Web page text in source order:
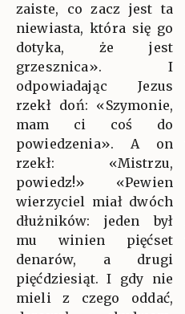
zaiste, co zacz jest ta
niewiasta, która się go
dotyka, że jest
grzesznica». I
odpowiadając Jezus
rzekł doń: «Szymonie,
mam ci coś do
powiedzenia». A on
rzekł: «Mistrzu,
powiedz!» «Pewien
wierzyciel miał dwóch
dłużników: jeden był
mu winien pięćset
denarów, a drugi
pięćdziesiąt. I gdy nie
mieli z czego oddać,